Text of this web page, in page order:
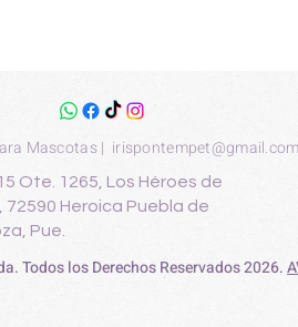
Mascotas | irispontempet@gmail.com
Ote. 1265, Los Héroes de
72590 Heroica Puebla de
Pue.
Todos los Derechos Reservados 2026.